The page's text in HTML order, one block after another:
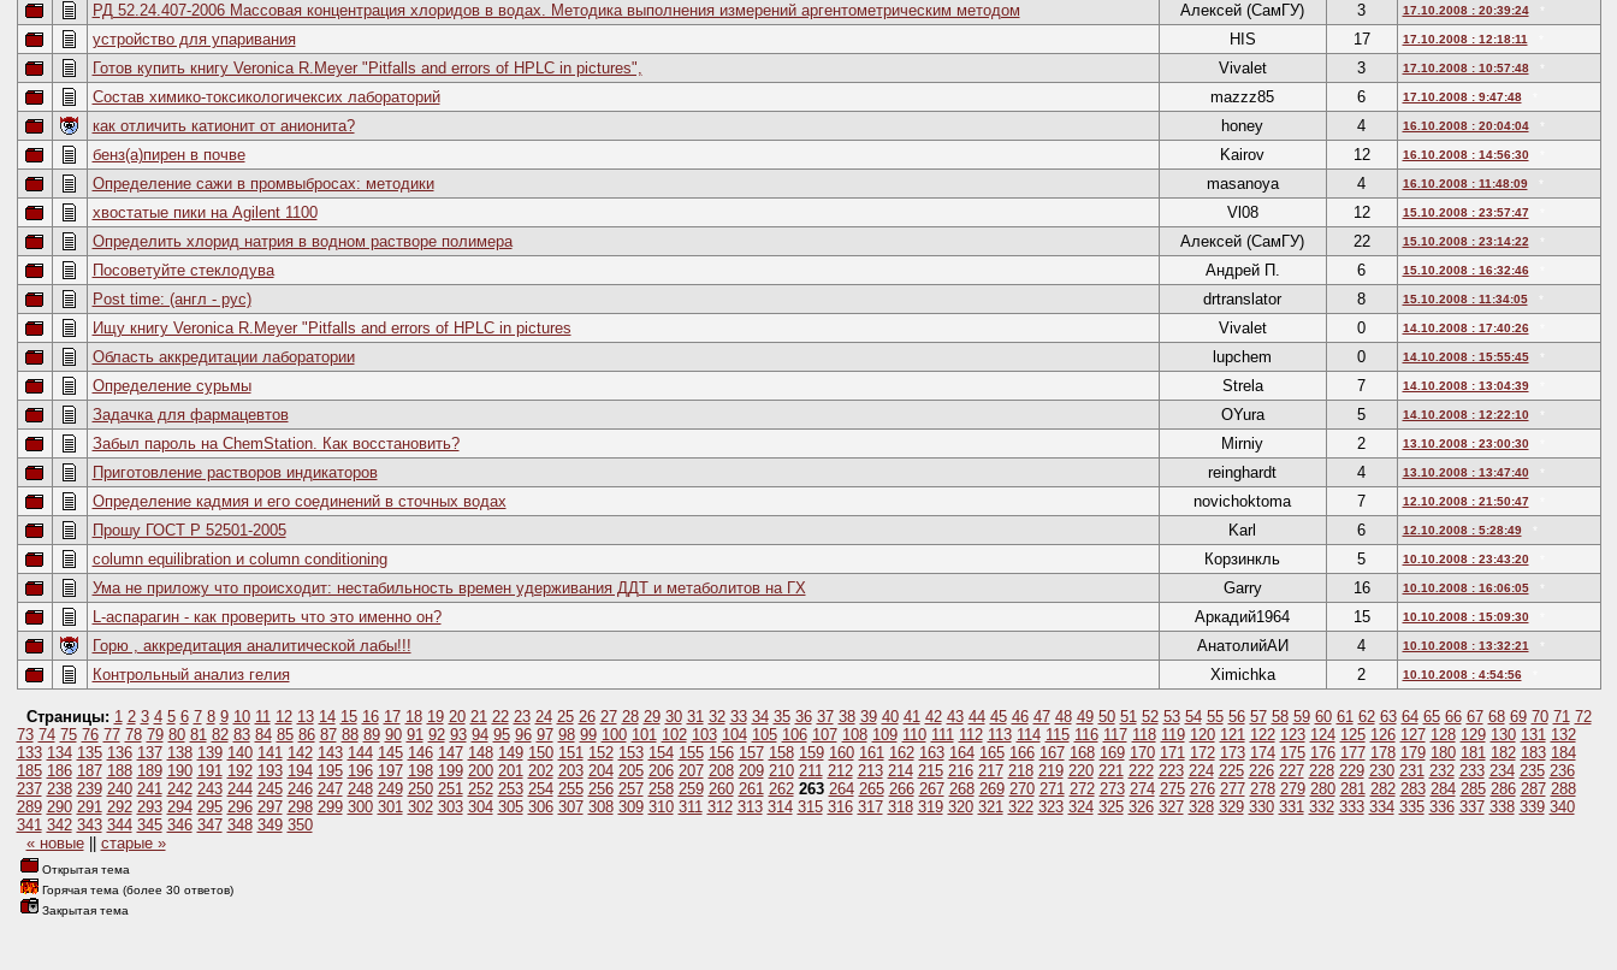
РД 52.24.407-2006 Массовая концентрация хлоридов в водах. Методика выполнения измерений аргентометрическим методом Алексей (СамГУ) 3 17.10.2008 : 20:39:24
устройство для упаривания HIS 17 17.10.2008 : 12:18:11
Готов купить книгу Veronica R.Meyer "Pitfalls and errors of HPLC in pictures", Vivalet 3 17.10.2008 : 10:57:48
Состав химико-токсикологичексих лабораторий mazzz85 6 17.10.2008 : 9:47:48
как отличить катионит от анионита? honey 4 16.10.2008 : 20:04:04
бенз(а)пирен в почве Kairov 12 16.10.2008 : 14:56:30
Определение сажи в промвыбросах: методики masanoya 4 16.10.2008 : 11:48:09
хвостатые пики на Agilent 1100 Vl08 12 15.10.2008 : 23:57:47
Определить хлорид натрия в водном растворе полимера Алексей (СамГУ) 22 15.10.2008 : 23:14:22
Посоветуйте стеклодува Андрей П. 6 15.10.2008 : 16:32:46
Post time: (англ - рус) drtranslator 8 15.10.2008 : 11:34:05
Ищу книгу Veronica R.Meyer "Pitfalls and errors of HPLC in pictures Vivalet 0 14.10.2008 : 17:40:26
Область аккредитации лаборатории lupchem 0 14.10.2008 : 15:55:45
Определение сурьмы Strela 7 14.10.2008 : 13:04:39
Задачка для фармацевтов OYura 5 14.10.2008 : 12:22:10
Забыл пароль на ChemStation. Как восстановить? Mirniy 2 13.10.2008 : 23:00:30
Приготовление растворов индикаторов reinghardt 4 13.10.2008 : 13:47:40
Определение кадмия и его соединений в сточных водах novichoktoma 7 12.10.2008 : 21:50:47
Прошу ГОСТ Р 52501-2005 Karl 6 12.10.2008 : 5:28:49
column equilibration и column conditioning Корзинкль 5 10.10.2008 : 23:43:20
Ума не приложу что происходит: нестабильность времен удерживания ДДТ и метаболитов на ГХ Garry 16 10.10.2008 : 16:06:05
L-аспарагин - как проверить что это именно он? Аркадий1964 15 10.10.2008 : 15:09:30
Горю , аккредитация аналитической лабы!!! АнатолийАИ 4 10.10.2008 : 13:32:21
Контрольный анализ гелия Ximichka 2 10.10.2008 : 4:54:56
Страницы: 1 2 3 4 5 6 7 8 9 10 11 12 13 14 15 16 17 18 19 20 21 22 23 24 25 26 27 28 29 30 31 32 33 34 35 36 37 38 39 40 41 42 43 44 45 46 47 48 49 50 51 52 53 54 55 56 57 58 59 60 61 62 63 64 65 66 67 68 69 70 71 72
73 74 75 76 77 78 79 80 81 82 83 84 85 86 87 88 89 90 91 92 93 94 95 96 97 98 99 100 101 102 103 104 105 106 107 108 109 110 111 112 113 114 115 116 117 118 119 120 121 122 123 124 125 126 127 128 129 130 131 132
133 134 135 136 137 138 139 140 141 142 143 144 145 146 147 148 149 150 151 152 153 154 155 156 157 158 159 160 161 162 163 164 165 166 167 168 169 170 171 172 173 174 175 176 177 178 179 180 181 182 183 184
185 186 187 188 189 190 191 192 193 194 195 196 197 198 199 200 201 202 203 204 205 206 207 208 209 210 211 212 213 214 215 216 217 218 219 220 221 222 223 224 225 226 227 228 229 230 231 232 233 234 235 236
237 238 239 240 241 242 243 244 245 246 247 248 249 250 251 252 253 254 255 256 257 258 259 260 261 262 263 264 265 266 267 268 269 270 271 272 273 274 275 276 277 278 279 280 281 282 283 284 285 286 287 288
289 290 291 292 293 294 295 296 297 298 299 300 301 302 303 304 305 306 307 308 309 310 311 312 313 314 315 316 317 318 319 320 321 322 323 324 325 326 327 328 329 330 331 332 333 334 335 336 337 338 339 340
341 342 343 344 345 346 347 348 349 350
« новые|| старые »
Открытая тема
Горячая тема (более 30 ответов)
Закрытая тема